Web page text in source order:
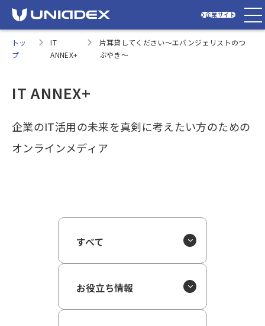
企業サイト
トッ
プ
IT
ANNEX+
片耳貸してください～エバンジェリストのつ
ぶやき～
IT ANNEX+
企業のIT活用の未来を真剣に考えたい方のための
オンラインメディア
すべて
お役立ち情報